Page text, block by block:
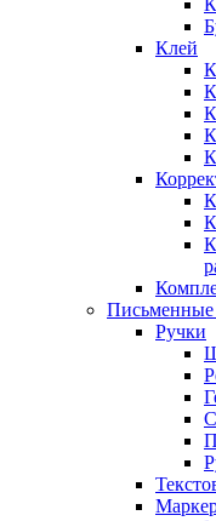
Клей
Письменные
Ручки